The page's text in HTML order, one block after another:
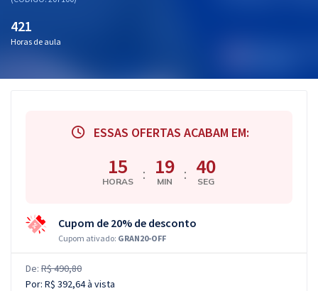
Atendimento
421
Horas de aula
ESSAS OFERTAS ACABAM EM:
15
HORAS : 19
MIN : 39
SEG
Cupom de 20% de desconto
Cupom ativado: GRAN20-OFF
De: R$ 490,80
Por: R$ 392,64à vista